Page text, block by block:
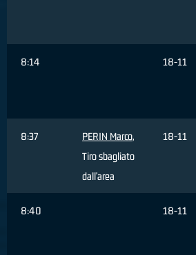
8:14 18-11
8:37 PERIN Marco,
Tiro sbagliato
dall'area
18-11
8:40 18-11